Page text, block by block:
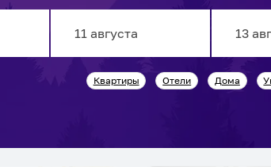
forward
backward
Квартиры Отели Дома